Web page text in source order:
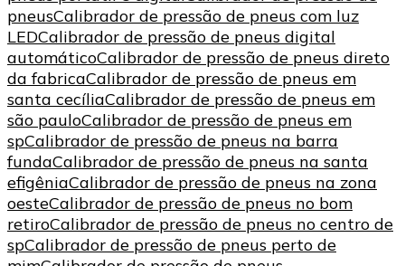
pneusCalibrador de pressão de pneus com luz
LEDCalibrador de pressão de pneus digital
automáticoCalibrador de pressão de pneus direto
da fabricaCalibrador de pressão de pneus em
santa cecíliaCalibrador de pressão de pneus em
são pauloCalibrador de pressão de pneus em
spCalibrador de pressão de pneus na barra
fundaCalibrador de pressão de pneus na santa
efigêniaCalibrador de pressão de pneus na zona
oesteCalibrador de pressão de pneus no bom
retiroCalibrador de pressão de pneus no centro de
spCalibrador de pressão de pneus perto de